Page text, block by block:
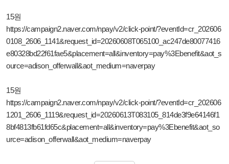
15원
https://campaign2.naver.com/npay/v2/click-point/?eventId=cr_202606
0108_2606_1141&request_id=20260608T065100_ac247de80077416
e80328bd22f61fae5&placement=all&inventory=pay%3Ebenefit&aot_s
ource=adison_offerwall&aot_medium=naverpay
15원
https://campaign2.naver.com/npay/v2/click-point/?eventId=cr_202606
1201_2606_1119&request_id=20260613T083105_814de3f9e64146f1
8bf4813fb61fd65c&placement=all&inventory=pay%3Ebenefit&aot_so
urce=adison_offerwall&aot_medium=naverpay